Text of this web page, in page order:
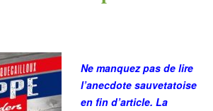
Ne manquez pas de lire
l’anecdote sauvetatoise
en fin d’article. La